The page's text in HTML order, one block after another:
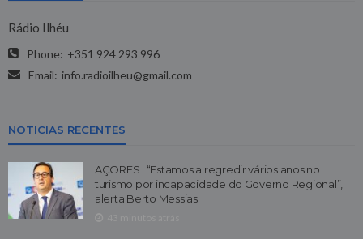
Rádio Ilhéu
Phone: +351 924 293 996
Email: info.radioilheu@gmail.com
NOTICIAS RECENTES
AÇORES | “Estamos a regredir vários anos no
turismo por incapacidade do Governo Regional”,
alerta Berto Messias